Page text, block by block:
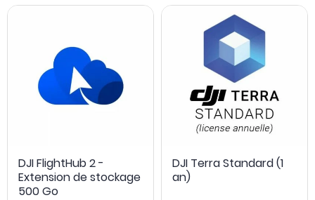
DJI FlightHub 2 -
Extension de stockage
500 Go
DJI Terra Standard (1
an)